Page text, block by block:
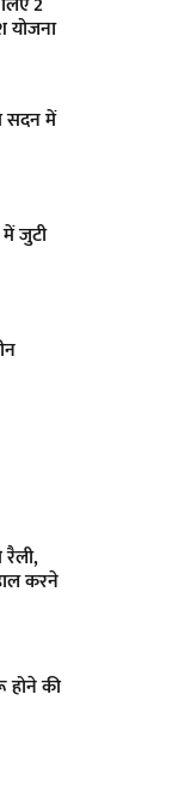
योजना
सदन में
जुटी
रैली,
करने
होने की